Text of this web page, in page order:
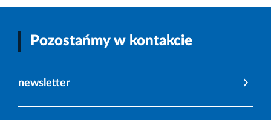
Pozostańmy w kontakcie
newsletter